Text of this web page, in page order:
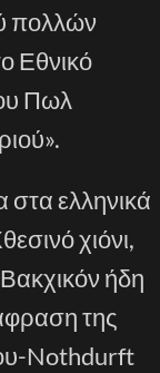
πολλών
Εθνικό
Πωλ
ελληνικά
χιόνι,
Βακχικόν ήδη
της
Nothdurft